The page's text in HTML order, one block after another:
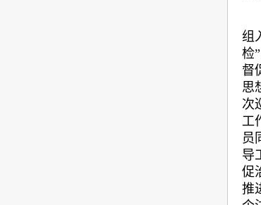
组
检
督
思
次
工
员
导
促
推